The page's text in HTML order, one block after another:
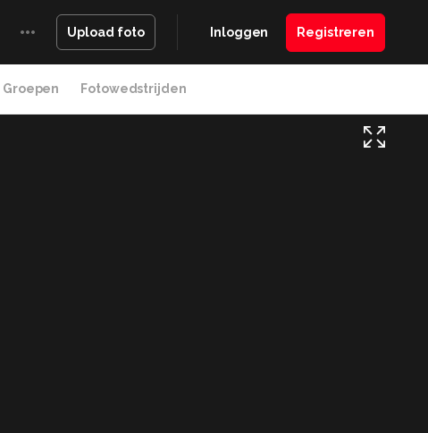
Upload foto Inloggen Registreren
Groepen Fotowedstrijden